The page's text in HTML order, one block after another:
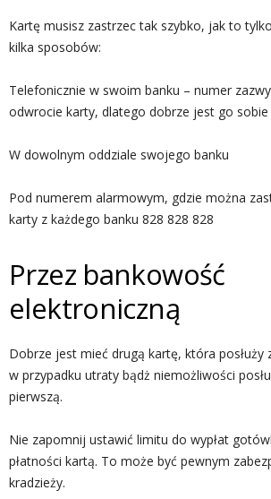
Kartę musisz zastrzec tak szybko, jak to
kilka sposobów:
Telefonicznie w swoim banku – numer
odwrocie karty, dlatego dobrze jest go sobie
W dowolnym oddziale swojego banku
Pod numerem alarmowym, gdzie można
karty z każdego banku 828 828 828
Przez bankowość
elektroniczną
Dobrze jest mieć drugą kartę, która posłuży
w przypadku utraty bądż niemożliwości
pierwszą.
Nie zapomnij ustawić limitu do wypłat
płatności kartą. To może być pewnym
kradzieży.